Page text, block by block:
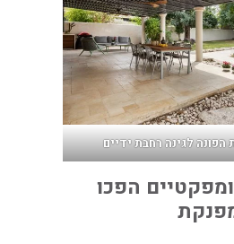
הפונה לגינה רחבת ידיים
הפכו